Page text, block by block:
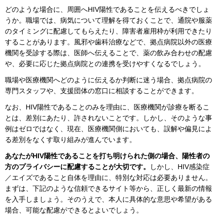
どのような場合に、周囲へHIV陽性であることを伝えるべきでしょ
うか。職場では、病気について理解を得ておくことで、通院や服薬
のタイミングに配慮してもらえたり、障害者雇用枠が利用できたり
することがあります。風邪や歯科治療などで、拠点病院以外の医療
機関を受診する際は、医師へ伝えることで、薬の飲み合わせの配慮
や、必要に応じた拠点病院との連携を受けやすくなるでしょう。
職場や医療機関へどのように伝えるか判断に迷う場合、拠点病院の
専門スタッフや、支援団体の窓口に相談することができます。
なお、HIV陽性であることのみを理由に、医療機関が診療を断るこ
とは、差別にあたり、許されないことです。しかし、そのような事
例はゼロではなく、現在、医療機関側においても、誤解や偏見によ
る差別をなくす取り組みが進んでいます。
あなたがHIV陽性であることを打ち明けられた側の場合、陽性者の
方のプライバシーに配慮することが大切です。
しかし、HIV感染症
／エイズであること自体を理由に、特別な対応は必要ありません。
まずは、下記のような信頼できるサイト等から、正しく最新の情報
を入手しましょう。そのうえで、本人に具体的な意思や希望がある
場合、可能な配慮ができるとよいでしょう。